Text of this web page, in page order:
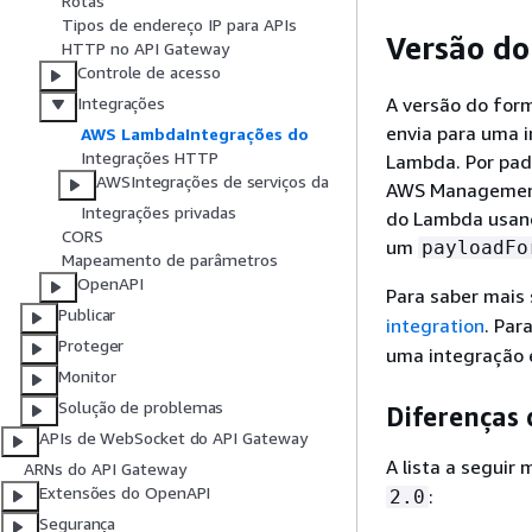
Tipos de endereço IP para APIs
HTTP no API Gateway
Controle de acesso
Integrações
AWS LambdaIntegrações do
Integrações HTTP
AWSIntegrações de serviços da
Integrações privadas
CORS
Mapeamento de parâmetros
OpenAPI
Publicar
Proteger
Monitor
Solução de problemas
APIs de WebSocket do API Gateway
ARNs do API Gateway
Extensões do OpenAPI
Segurança
Versão
A versão do
envia para uma
Lambda. Por
AWS
do Lambda
um
Para saber
integration.
uma
A lista a seguir
2.0 :